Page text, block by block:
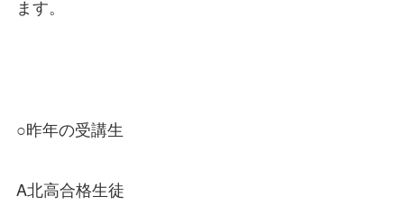
ます。
○昨年の受講生
A北高合格生徒